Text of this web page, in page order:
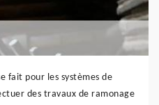
fait pour les systèmes de
des travaux de ramonage